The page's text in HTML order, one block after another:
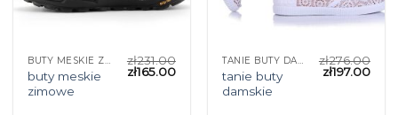
BUTY MESKIE ZIMOWE
buty meskie
zimowe
zł231.00
zł165.00
TANIE BUTY DAMSKIE
tanie buty
damskie
zł276.00
zł197.00